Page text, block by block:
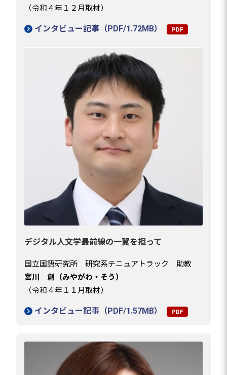
（令和４年１２月取材）
インタビュー記事（PDF/1.72MB）
デジタル人文学最前線の一翼を担って
国立国語研究所 研究系テニュアトラック 助教
宮川 創（みやがわ・そう）
（令和４年１１月取材）
インタビュー記事（PDF/1.57MB）